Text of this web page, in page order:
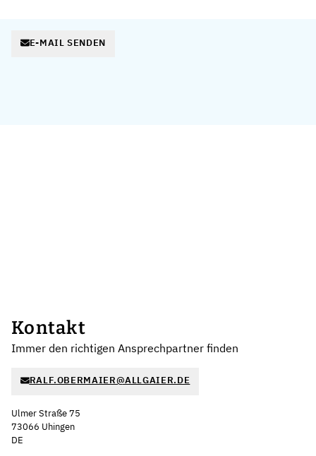
E-MAIL SENDEN
Kontakt
Immer den richtigen Ansprechpartner finden
RALF.OBERMAIER@ALLGAIER.DE
Ulmer Straße 75
73066 Uhingen
DE